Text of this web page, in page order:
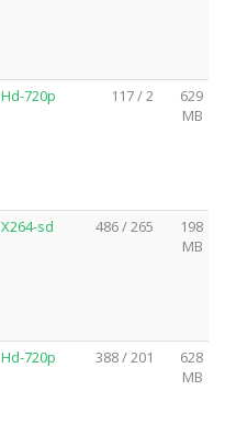
Hd-720p 117 / 2
629
MB
X264-sd 486 / 265
198
MB
Hd-720p 388 / 201
628
MB